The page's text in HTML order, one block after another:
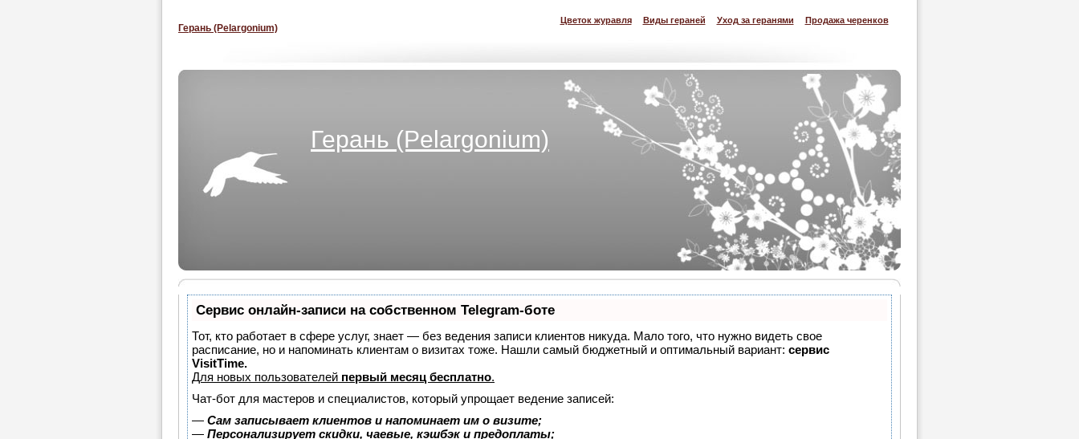
Цветок журавля Виды гераней Уход за геранями Продажа черенков
Герань (Pelargonium)
Герань (Pelargonium)
Сервис онлайн-записи на собственном Telegram-боте
Тот, кто работает в сфере услуг, знает — без ведения записи клиентов никуда. Мало того, что нужно видеть свое
расписание, но и напоминать клиентам о визитах тоже. Нашли самый бюджетный и оптимальный вариант: сервис
VisitTime.
Для новых пользователей первый месяц бесплатно.
Чат-бот для мастеров и специалистов, который упрощает ведение записей:
— Сам записывает клиентов и напоминает им о визите;
— Персонализирует скидки, чаевые, кэшбэк и предоплаты;